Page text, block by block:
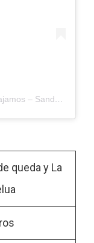
Una publicación compartida de Hoy Viajamos – Sandra y Juanvi (@hoyviajamos)
queda y La